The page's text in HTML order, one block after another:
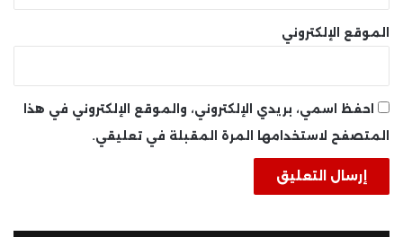
الموقع الإلكتروني
احفظ اسمي، بريدي الإلكتروني، والموقع الإلكتروني في هذا
المتصفح لاستخدامها المرة المقبلة في تعليقي.